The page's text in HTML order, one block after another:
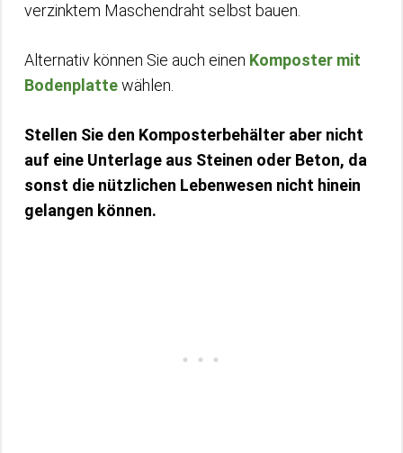
verzinktem Maschendraht selbst bauen.
Alternativ können Sie auch einen Komposter mit
Bodenplattewählen.
Stellen Sie den Komposterbehälter aber nicht
auf eine Unterlage aus Steinen oder Beton, da
sonst die nützlichen Lebenwesen nicht hinein
gelangen können.